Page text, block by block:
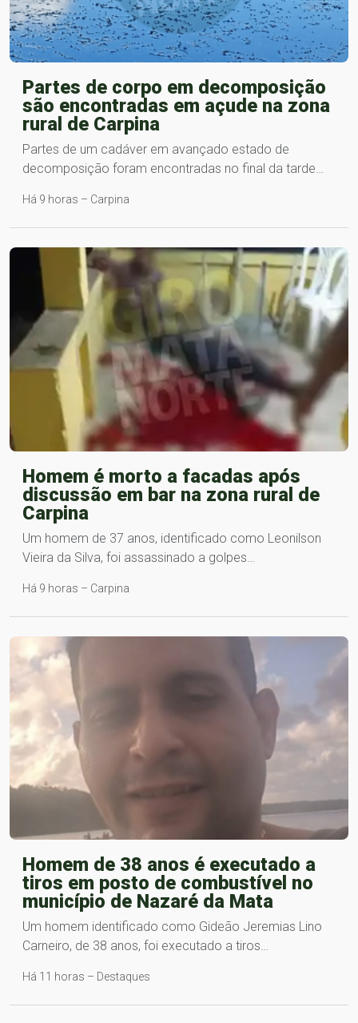
Partes de corpo em decomposição
são encontradas em açude na zona
rural de Carpina
Partes de um cadáver em avançado estado de
decomposição foram encontradas no final da tarde…
Há 9 horas – Carpina
Homem é morto a facadas após
discussão em bar na zona rural de
Carpina
Um homem de 37 anos, identificado como Leonilson
Vieira da Silva, foi assassinado a golpes…
Há 9 horas – Carpina
Homem de 38 anos é executado a
tiros em posto de combustível no
município de Nazaré da Mata
Um homem identificado como Gideão Jeremias Lino
Carneiro, de 38 anos, foi executado a tiros…
Há 11 horas – Destaques